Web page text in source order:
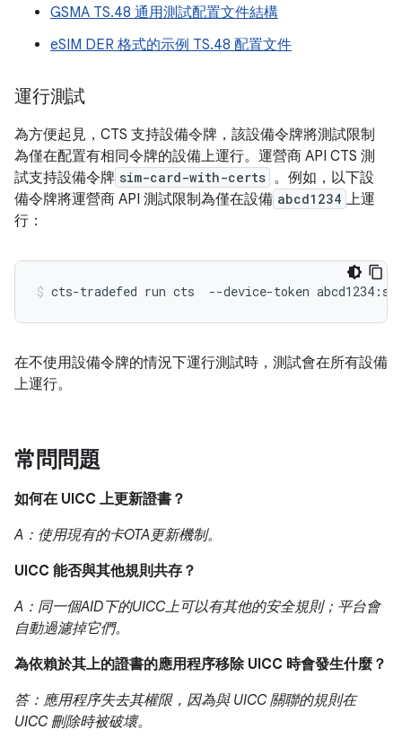
GSMA TS.48 通用測試配置文件結構
eSIM DER 格式的示例 TS.48 配置文件
運行測試
為方便起見，CTS 支持設備令牌，該設備令牌將測試限制
為僅在配置有相同令牌的設備上運行。運營商 API CTS 測
試支持設備令牌 sim-card-with-certs 。例如，以下設
備令牌將運營商 API 測試限制為僅在設備 abcd1234 上運
行：
在不使用設備令牌的情況下運行測試時，測試會在所有設備
上運行。
常問問題
如何在 UICC 上更新證書？
A：使用現有的卡OTA更新機制。
UICC 能否與其他規則共存？
A：同一個AID下的UICC上可以有其他的安全規則；平台會
自動過濾掉它們。
為依賴於其上的證書的應用程序移除 UICC 時會發生什麼？
答：應用程序失去其權限，因為與 UICC 關聯的規則在
UICC 刪除時被破壞。